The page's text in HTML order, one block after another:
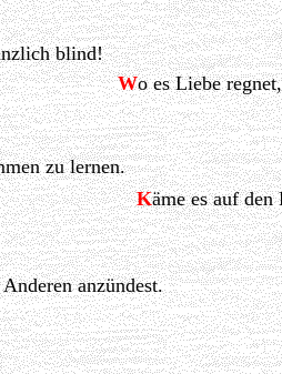
blind!
Wo es Liebe
zu lernen.
Käme es auf
anzündest.